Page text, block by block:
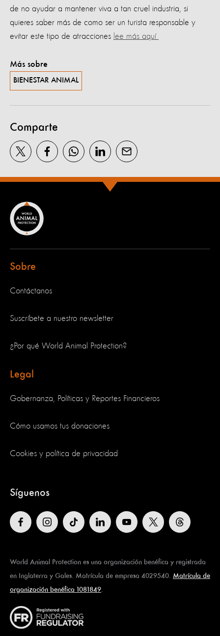
de no ayudar a mantener viva a tan cruel industria, si
quieres saber más de como ser un turista responsable y
evitar este tipo de atracciones lee más aquí
Más sobre
BIENESTAR ANIMAL
Comparte
Sobre
Contáctanos
Suscríbete a nuestro newsletter
¿Por qué World Animal Protection?
Legal
Gobernanza, Políticas y Reportes Financieros
Cómo usamos tus donaciones
Cookies y política de privacidad
Síguenos
World Animal Protection es una organización benéfica y registrada
en Inglaterra y Gales. Matrícula de empresa 4029540. Matrícula de
organización benéfica 1081849